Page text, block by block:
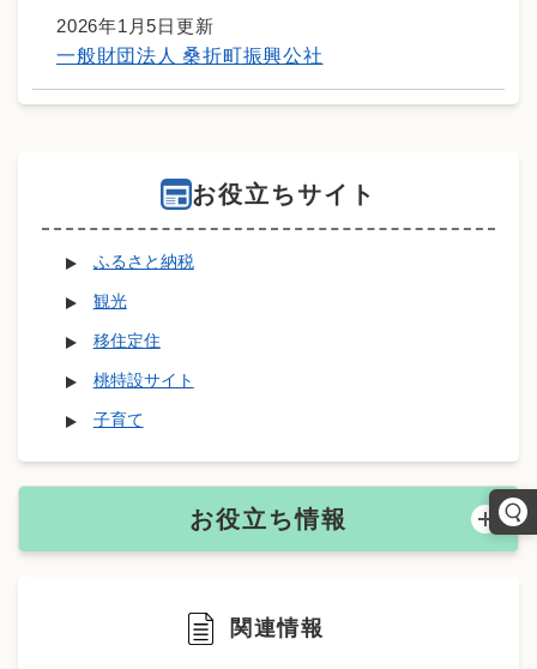
2026年1月5日更新
一般財団法人 桑折町振興公社
お役立ちサイト
ふるさと納税
観光
移住定住
桃特設サイト
子育て
お役立ち情報
関連情報